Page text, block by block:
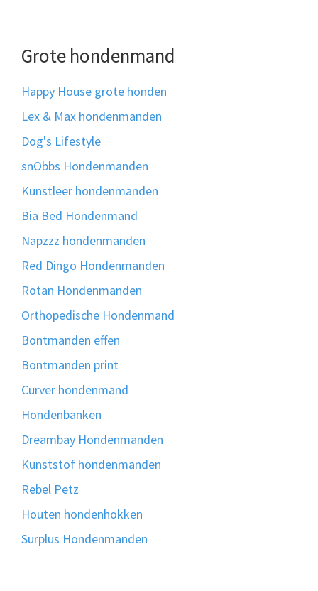
Grote hondenmand
Happy House grote honden
Lex & Max hondenmanden
Dog's Lifestyle
snObbs Hondenmanden
Kunstleer hondenmanden
Bia Bed Hondenmand
Napzzz hondenmanden
Red Dingo Hondenmanden
Rotan Hondenmanden
Orthopedische Hondenmand
Bontmanden effen
Bontmanden print
Curver hondenmand
Hondenbanken
Dreambay Hondenmanden
Kunststof hondenmanden
Rebel Petz
Houten hondenhokken
Surplus Hondenmanden